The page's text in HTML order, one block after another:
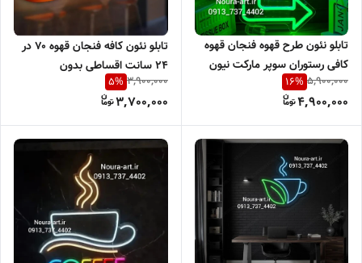
تابلو نئون طرح قهوه فنجان قهوه
کافی رستوران سوپر مارکت نیون
تابلو نعون فنجان بدون آدابتور
5,900,000
16%
4,900,000
تابلو نئون کافه فنجان قهوه ۷۰ در
۲۴ سانت اقساطی بدون
آدابتور(هدیه خرید نقدی)
3,900,000
5%
3,700,000